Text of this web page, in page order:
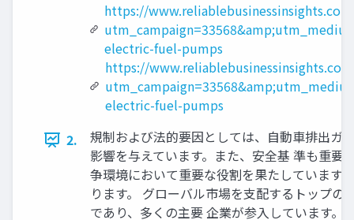
https://
electric-fuel-pumps
https://
electric-fuel-pumps
2.
規制および法的要因としては、自動車排出ガ
影響を与えています。また、安全基 準も重
争環境において重要な役割を果たしています
ります。 グローバル市場を支配するトップ
であり、多くの主要 企業が参入しています